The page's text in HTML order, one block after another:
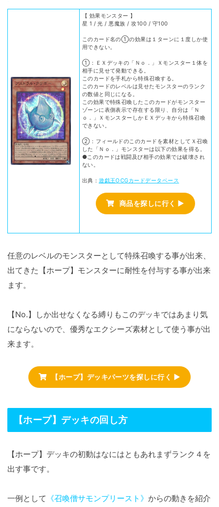
【 効果モンスター 】
星 1 / 光 / 悪魔族 / 攻100 / 守100
このカード名の①の効果は１ターンに１度しか使
用できない。
①：ＥＸデッキの「Ｎｏ．」Ｘモンスター１体を
相手に見せて発動できる。
このカードを手札から特殊召喚する。
このカードのレベルは見せたモンスターのランク
の数値と同じになる。
この効果で特殊召喚したこのカードがモンスター
ゾーンに表側表示で存在する限り、自分は「Ｎ
ｏ．」ＸモンスターしかＥＸデッキから特殊召喚
できない。
②：フィールドのこのカードを素材としてＸ召喚
した「Ｎｏ．」モンスターは以下の効果を得る。
●このカードは戦闘及び相手の効果では破壊され
ない。
出典：遊戯王OCGカードデータベース
商品を探しに行く ▶
任意のレベルのモンスターとして特殊召喚する事が出来、
出てきた【ホープ】モンスターに耐性を付与する事が出来
ます。
【No.】しか出せなくなる縛りもこのデッキではあまり気
にならないので、優秀なエクシーズ素材として使う事が出
来ます。
【ホープ】デッキパーツを探しに行く ▶
【ホープ】デッキの回し方
【ホープ】デッキの初動はなにはともあれまずランク４を
出す事です。
一例として 《召喚僧サモンプリースト》 からの動きを紹介